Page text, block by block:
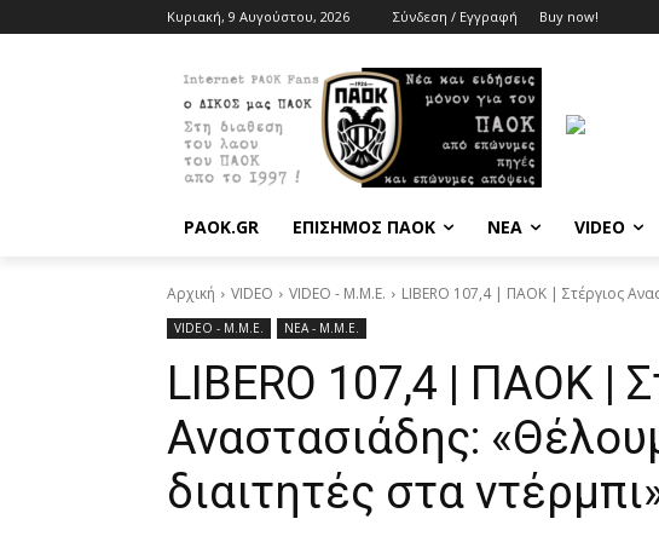
Κυριακή, 9 Αυγούστου, 2026 Σύνδεση / Εγγραφή Buy now!
PAOK.GR ΕΠΙΣΗΜΟΣ ΠΑΟΚ ΝΕΑ VIDEO
Αρχική VIDEO VIDEO - Μ.Μ.Ε. LIBERO 107,4 | ΠΑΟΚ | Στέργιος
VIDEO - Μ.Μ.Ε. ΝΕΑ - Μ.Μ.Ε.
LIBERO 107,4 | ΠΑΟΚ |
Αναστασιάδης:
διαιτητές στα